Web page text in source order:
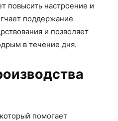
повысить настроение и
поддержание
и позволяет
в течение дня.
помогает